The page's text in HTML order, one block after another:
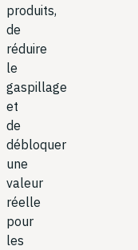
produits,
de
réduire
le
gaspillage
et
de
débloquer
une
valeur
réelle
pour
les